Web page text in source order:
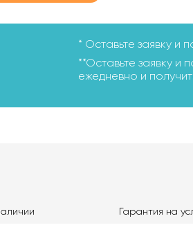
* Оставьте заявку и
**Оставьте заявку и
ежедневно и
Гарантия на